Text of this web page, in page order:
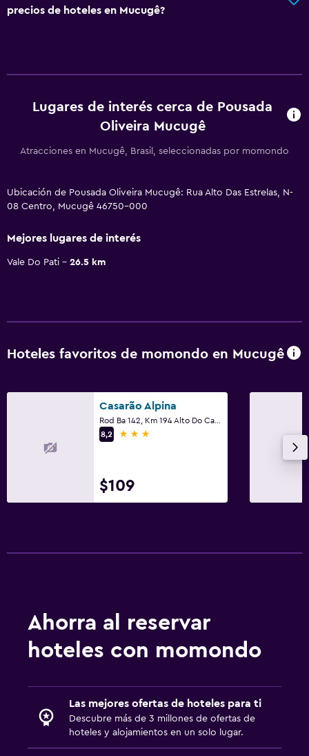
precios de hoteles en Mucugê?
Lugares de interés cerca de Pousada
Oliveira Mucugê
Atracciones en Mucugê, Brasil, seleccionadas por momondo
Ubicación de Pousada Oliveira Mucugê: Rua Alto Das Estrelas, N-
08 Centro, Mucugê 46750-000
Mejores lugares de interés
Vale Do Pati 26.5 km
Hoteles favoritos de momondo en Mucugê
Casarão Alpina
8,2
3 estrellas
$109
Ahorra al reservar
hoteles con momondo
Las mejores ofertas de hoteles para ti
Descubre más de 3 millones de ofertas de
hoteles y alojamientos en un solo lugar.